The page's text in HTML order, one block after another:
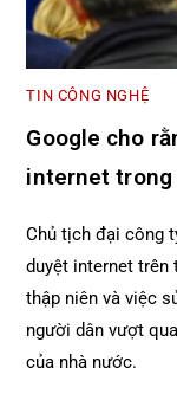
TIN CÔNG NGHỆ
Google cho
internet
Chủ tịch đại công
duyệt internet
thập niên và việc
người dân vượt
của nhà nước.